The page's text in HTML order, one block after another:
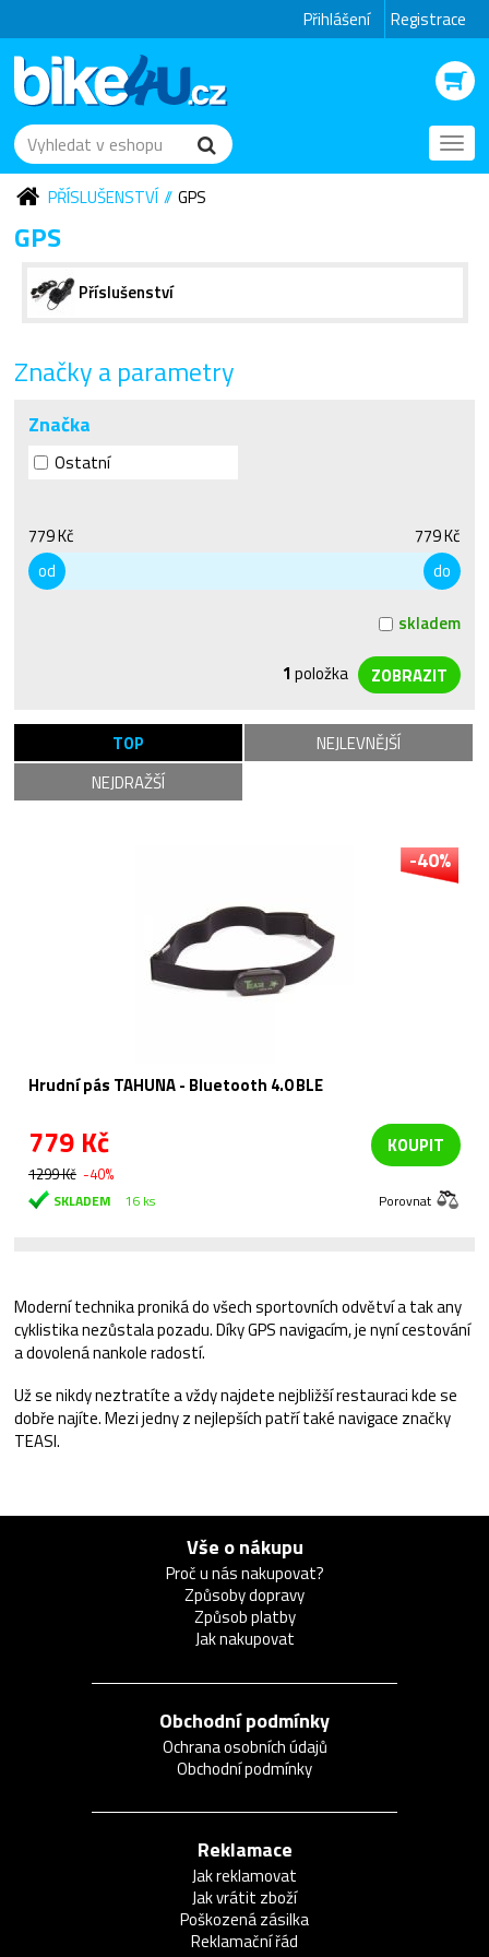
Přihlášení Registrace
PŘÍSLUŠENSTVÍ
GPS
GPS
Příslušenství
Značky a parametry
Značka
Ostatní
779 Kč
779 Kč
od
do
skladem
1 položka
TOP
NEJLEVNĚJŠÍ
NEJDRAŽŠÍ
-40%
Hrudní pás TAHUNA - Bluetooth 4.0 BLE
779 Kč
1299 Kč -40%
KOUPIT
SKLADEM 16 ks Porovnat
Moderní technika proniká do všech sportovních odvětví a tak any
cyklistika nezůstala pozadu. Díky GPS navigacím, je nyní cestování
a dovolená nankole radostí.
Už se nikdy neztratíte a vždy najdete nejbližší restauraci kde se
dobře najíte. Mezi jedny z nejlepších patří také navigace značky
TEASI.
Vše o nákupu
Proč u nás nakupovat?
Způsoby dopravy
Způsob platby
Jak nakupovat
Obchodní podmínky
Ochrana osobních údajů
Obchodní podmínky
Reklamace
Jak reklamovat
Jak vrátit zboží
Poškozená zásilka
Reklamační řád